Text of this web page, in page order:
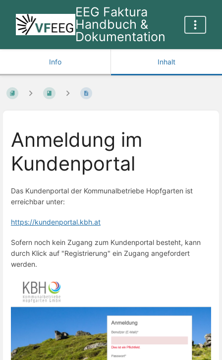
EEG Faktura
Handbuch &
Dokumentation
Info Inhalt
Anmeldung im
Kundenportal
Das Kundenportal der Kommunalbetriebe Hopfgarten ist
erreichbar unter:
https://kundenportal.kbh.at
Sofern noch kein Zugang zum Kundenportal besteht, kann
durch Klick auf "Registrierung" ein Zugang angefordert
werden.